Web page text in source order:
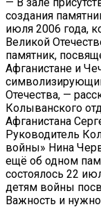
создания
июля 2006 года,
Великой
памятник,
Афганистане и
Отечества, —
Колыванского
Афганистана
Руководитель
войны» Нина
ещё об одном
состоялось 22
детям войны
Важность и